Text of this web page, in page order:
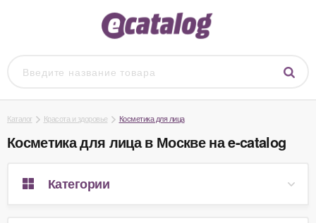
Каталог Красота и здоровье Косметика для лица
Косметика для лица в Москве на e-catalog
Категории